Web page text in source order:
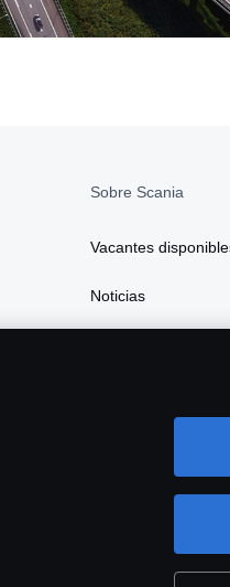
CLUB SCANIA?
Sobre Scania
Vacantes
Noticias